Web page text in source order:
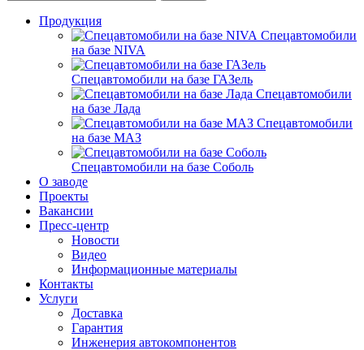
Продукция
Спецавтомобили
на базе NIVA
Спецавтомобили на базе ГАЗель
Спецавтомобили
на базе Лада
Спецавтомобили
на базе МАЗ
Спецавтомобили на базе Соболь
О заводе
Проекты
Вакансии
Пресс-центр
Новости
Видео
Информационные материалы
Контакты
Услуги
Доставка
Гарантия
Инженерия автокомпонентов